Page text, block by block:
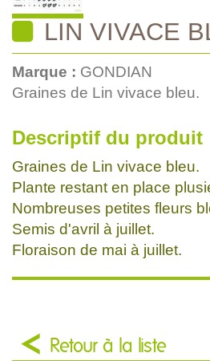
LIN VIVACE
Marque : GONDIAN
Graines de Lin vivace bleu.
Descriptif du produit
Graines de Lin vivace bleu.
Plante restant en place
Nombreuses petites fleurs
Semis d'avril à juillet.
Floraison de mai à juillet.
Retour à la liste